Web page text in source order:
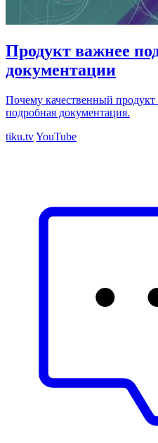
Продукт важнее
документации
Почему качественный
подробная документация.
tiku.tvYouTube